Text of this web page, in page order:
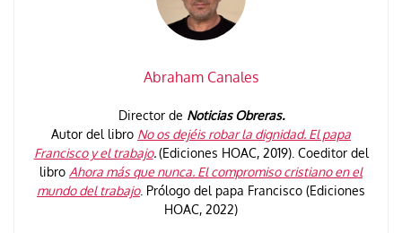
Abraham Canales
Director de Noticias Obreras.
Autor del libro No os dejéis robar la dignidad. El papa
Francisco y el trabajo.(Ediciones HOAC, 2019). Coeditor del
libro Ahora más que nunca. El compromiso cristiano en el
mundo del trabajo. Prólogo del papa Francisco (Ediciones
HOAC, 2022)